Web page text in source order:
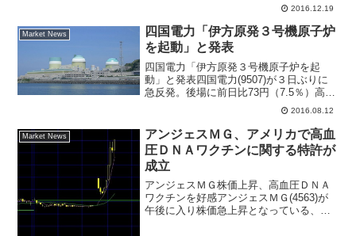
付けに係る委託保証金率を、きょうの売
買分から50％以上（うち現金20％以上）
とする、と発表した。日証金も同日以
降、貸借取...
2016.12.19
Market News
四国電力「伊方原発３号機原子炉
を起動」と発表
四国電力「伊方原発３号機原子炉を起
動」と発表四国電力(9507)が３日ぶりに
急反発。後場に前日比73円（7.5％）高の
1052円まで買われている。きょう午前９
時30分に、2011年４月29日から第13回定
期検査を実施していた伊方発電所３号
機...
2016.08.12
Market News
アンジェスＭＧ、アメリカで高血
圧ＤＮＡワクチンに関する特許が
成立
アンジェスＭＧ株価上昇、高血圧ＤＮＡ
ワクチンを好感アンジェスＭＧ(4563)が
午後に入り株価急上昇となっている、会